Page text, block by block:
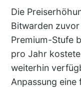
Die
Bitwarden
Premium-Stufe
pro Jahr
weiterhin
Anpassung